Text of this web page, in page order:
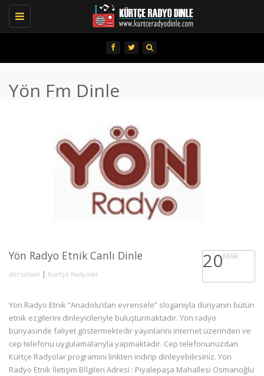
Toggle
navigation
Yön Fm Dinle
Yön Radyo Etnik Canlı Dinle
dersolsun | Kürtçe Radyolar
20MAR
Yön Radyo Etnik “Anadolu’dan evrensele” sloganıyla dünyanın bütün
etnik ezgilerini dinleyicileriyle buluşturmaktadır. Yön radyo
bünyasinde faliyet göstermektedir yayınlarını internet üzerinden ve
cep telefonu uygulamalarıyla yapmaktadır. Cep telefonunuzdan
Kürtçe Radyolar programını linkten indirip dinleyebilirsiniz. Yön
Radyo Etnik İletişim Bİlgileri Adresi : Piyalepaşa Mahallesi Osmanoğlu